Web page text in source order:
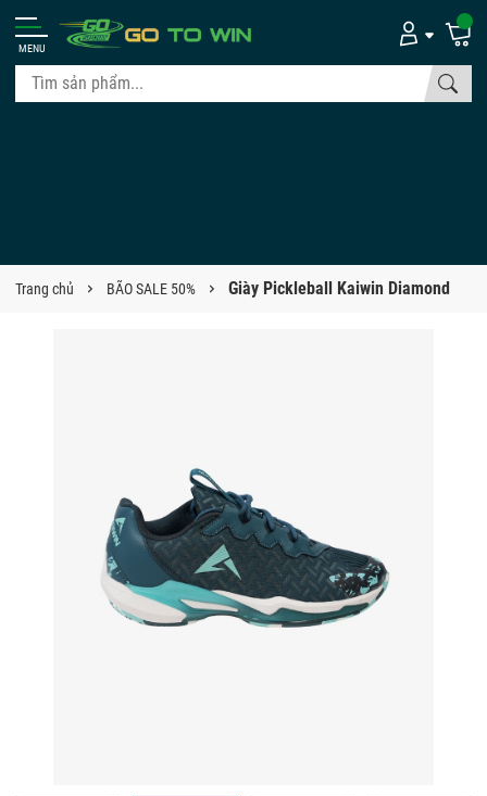
MENU
Trang chủ BÃO SALE 50% Giày Pickleball Kaiwin Diamond